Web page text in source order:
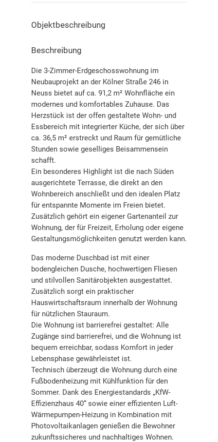
Objekt­beschreibung
Beschreibung
Die 3-Zimmer-Erdgeschosswohnung im
Neubauprojekt an der Kölner Straße 246 in
Neuss bietet auf ca. 91,2 m² Wohnfläche ein
modernes und komfortables Zuhause. Das
Herzstück ist der offen gestaltete Wohn- und
Essbereich mit integrierter Küche, der sich über
ca. 36,5 m² erstreckt und Raum für gemütliche
Stunden sowie geselliges Beisammensein
schafft.
Ein besonderes Highlight ist die nach Süden
ausgerichtete Terrasse, die direkt an den
Wohnbereich anschließt und den idealen Platz
für entspannte Momente im Freien bietet.
Zusätzlich gehört ein eigener Gartenanteil zur
Wohnung, der für Freizeit, Erholung oder eigene
Gestaltungsmöglichkeiten genutzt werden kann.
Das moderne Duschbad ist mit einer
bodengleichen Dusche, hochwertigen Fliesen
und stilvollen Sanitärobjekten ausgestattet.
Zusätzlich sorgt ein praktischer
Hauswirtschaftsraum innerhalb der Wohnung
für nützlichen Stauraum.
Die Wohnung ist barrierefrei gestaltet: Alle
Zugänge sind barrierefrei, und die Wohnung ist
bequem erreichbar, sodass Komfort in jeder
Lebensphase gewährleistet ist.
Technisch überzeugt die Wohnung durch eine
Fußbodenheizung mit Kühlfunktion für den
Sommer. Dank des Energiestandards „KfW-
Effizienzhaus 40“ sowie einer effizienten Luft-
Wärmepumpen-Heizung in Kombination mit
Photovoltaikanlagen genießen die Bewohner
zukunftssicheres und nachhaltiges Wohnen.